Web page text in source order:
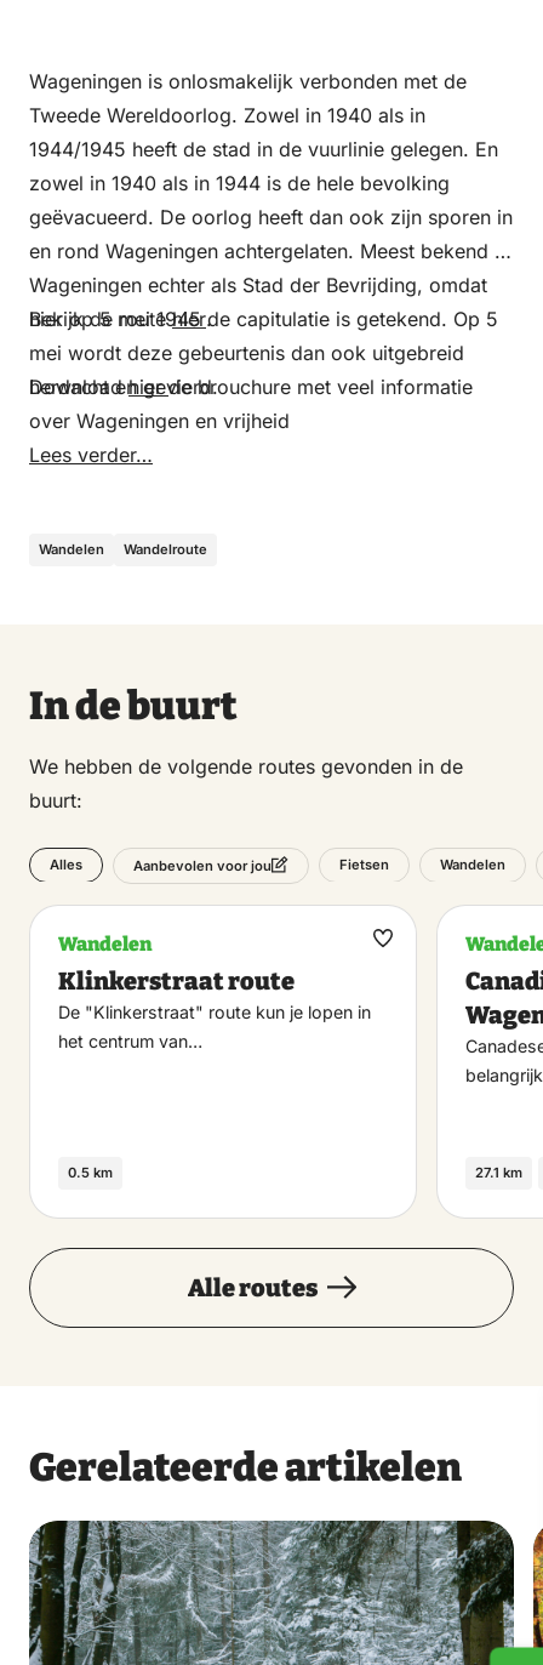
Wageningen is onlosmakelijk verbonden met de
Tweede Wereldoorlog. Zowel in 1940 als in
1944/1945 heeft de stad in de vuurlinie gelegen. En
zowel in 1940 als in 1944 is de hele bevolking
geëvacueerd. De oorlog heeft dan ook zijn sporen in
en rond Wageningen achtergelaten. Meest bekend is
Wageningen echter als Stad der Bevrijding, omdat
hier op 5 mei 1945 de capitulatie is getekend. Op 5
mei wordt deze gebeurtenis dan ook uitgebreid
herdacht en gevierd.
Bekijk de routehier.
Downloadhierde brouchure met veel informatie
over Wageningen en vrijheid
Lees verder…
Wandelen Wandelroute
In de buurt
We hebben de volgende routes gevonden in de
buurt:
Alles Aanbevolen voor jou Fietsen Wandelen
Wandelen
Klinkerstraat route
De "Klinkerstraat" route kun je lopen in
het centrum van…
0.5 km
Maak
27.1 km
Alle routes
Gerelateerde artikelen